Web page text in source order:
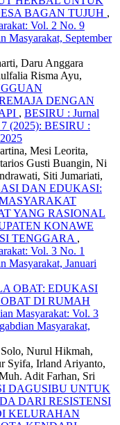
BAGAN TUJUH ,
Vol. 2 No. 9
Masyarakat, September
Daru Anggara
Risma Ayu,
DENGAN
, BESIRU : Jurnal
(2025): BESIRU :
Mesi Leorita,
Gusti Buangin, Ni
Siti Jumariati,
DAN EDUKASI:
YANG RASIONAL
KONAWE
TENGGARA ,
Vol. 3 No. 1
Masyarakat, Januari
OBAT: EDUKASI
DI RUMAH
Masyarakat: Vol. 3
Masyarakat,
Nurul Hikmah,
Syifa, Irland Ariyanto,
Adit Farhan, Sri
DAGUSIBU UNTUK
DARI RESISTENSI
KELURAHAN